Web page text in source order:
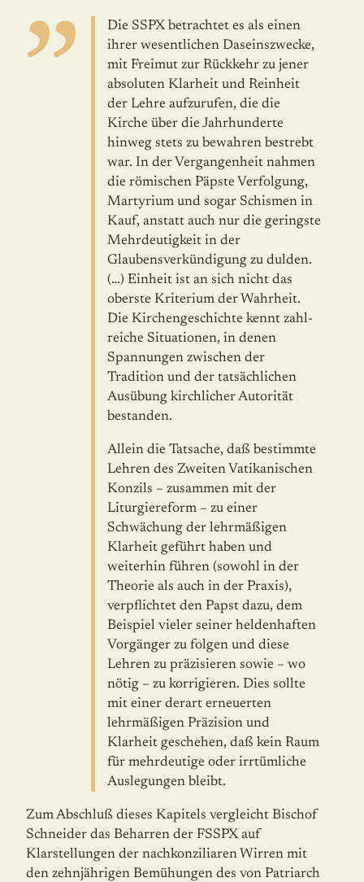
Die SSPX betrachtet es als einen
ihrer wesentlichen Daseinszwecke,
mit Frei­mut zur Rückkehr zu jener
absoluten Klarheit und Reinheit
der Lehre auf­zu­rufen, die die
Kirche über die Jahrhunderte
hinweg stets zu bewahren bestrebt
war. In der Vergangenheit nahmen
die römischen Päpste Verfolgung,
Martyrium und sogar Schismen in
Kauf, anstatt auch nur die geringste
Mehr­deutigkeit in der
Glaubensverkündigung zu dulden.
(…) Einheit ist an sich nicht das
oberste Kriterium der Wahrheit.
Die Kirchengeschichte kennt zahl­
reiche Situationen, in denen
Spannungen zwischen der
Tradition und der tatsächlichen
Ausübung kirchlicher Autorität
bestanden.
Allein die Tatsache, daß bestimmte
Lehren des Zweiten Vatikanischen
Konzils – zusammen mit der
Liturgiereform – zu einer
Schwächung der lehrmäßigen
Klarheit geführt haben und
weiterhin führen (sowohl in der
Theorie als auch in der Praxis),
verpflichtet den Papst dazu, dem
Beispiel vieler seiner helden­haften
Vorgänger zu folgen und diese
Lehren zu präzisieren sowie – wo
nötig – zu korrigieren. Dies sollte
mit einer derart erneuerten
lehrmäßigen Präzi­sion und
Klarheit geschehen, daß kein Raum
für mehrdeutige oder irrtüm­li­che
Auslegungen bleibt.
Zum Abschluß dieses Kapitels vergleicht Bischof
Schneider das Beharren der FSSPX auf
Klarstellungen der nachkonziliaren Wirren mit
den zehnjährigen Bemühungen des von Patriarch